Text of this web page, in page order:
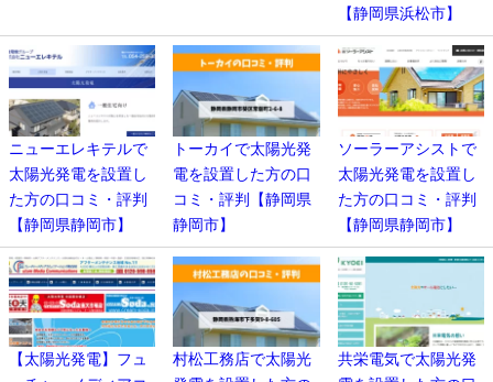
【静岡県浜松市】
ニューエレキテルで
太陽光発電を設置し
た方の口コミ・評判
【静岡県静岡市】
トーカイで太陽光発
電を設置した方の口
コミ・評判【静岡県
静岡市】
ソーラーアシストで
太陽光発電を設置し
た方の口コミ・評判
【静岡県静岡市】
【太陽光発電】フュ
村松工務店で太陽光
共栄電気で太陽光発